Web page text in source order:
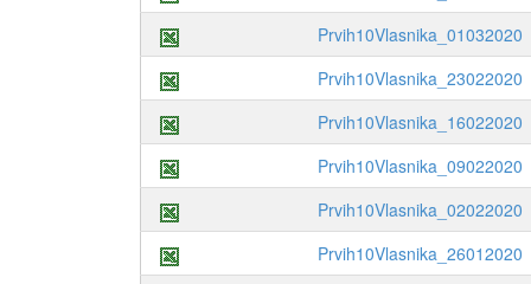
Prvih10Vlasnika_01032020
Prvih10Vlasnika_23022020
Prvih10Vlasnika_16022020
Prvih10Vlasnika_09022020
Prvih10Vlasnika_02022020
Prvih10Vlasnika_26012020